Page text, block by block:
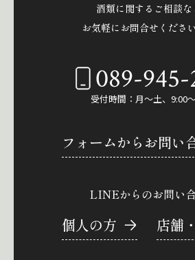
酒類に関するご相談な
お気軽にお問合せくださ
089-945-
受付時間：月～土、9:00
フォームからお問い
LINEからのお問い
個人の方 店舗